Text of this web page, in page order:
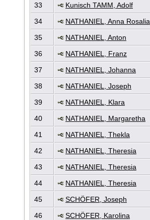
33
Kunisch TAMM, Adolf
34
NATHANIEL, Anna Rosalia
35
NATHANIEL, Anton
36
NATHANIEL, Franz
37
NATHANIEL, Johanna
38
NATHANIEL, Joseph
39
NATHANIEL, Klara
40
NATHANIEL, Margaretha
41
NATHANIEL, Thekla
42
NATHANIEL, Theresia
43
NATHANIEL, Theresia
44
NATHANIEL, Theresia
45
SCHÖFER, Joseph
46
SCHÖFER, Karolina